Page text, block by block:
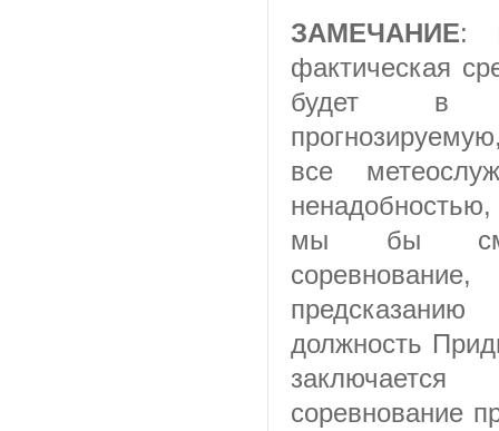
ЗАМЕЧАНИЕ:
фактическая
будет в
все
мы бы
должность
соревнование